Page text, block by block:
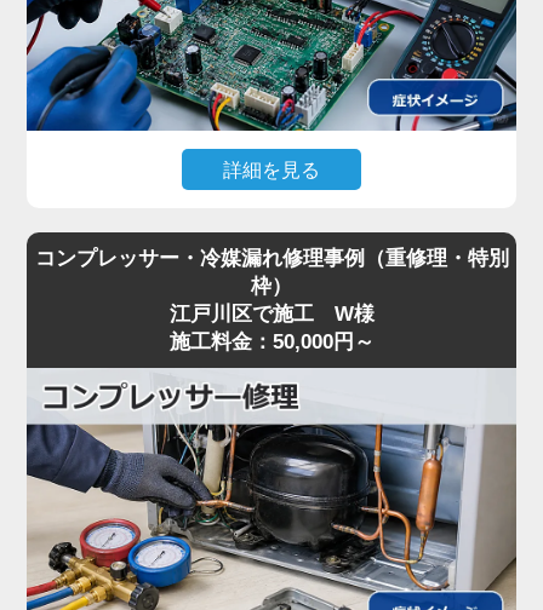
転音に戻り、お客様にも大変喜んでいただけまし
た。冷蔵庫の「普段と違う音」が気になったら、故
障の前兆かもしれませんのでお早めにご相談くださ
い。
詳細を見る
電源が落ちたり入ったりを繰り返して動かなくなっ
たとご相談をいただきました。点検の結果、冷蔵庫
の頭脳にあたる「メイン制御基板」の回路がショー
コンプレッサーへ正しい命令が送れなくなってしま
います。今回は故障した電子基板を丸ごと取り外
し、新しい基板への交換修理を行いました。交換後
はエラー表示も消え、正常な運転を確認していま
す。「エラー表示が出て動かない」といった精密電
気系統のトラブルも、確かな技術で即日対応いたし
ます。
コンプレッサー・冷媒漏れ修理事例（重修理・特別
枠）
江戸川区で施工 W様
施工料金：50,000円～